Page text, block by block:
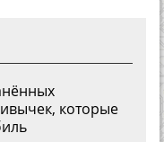
которые